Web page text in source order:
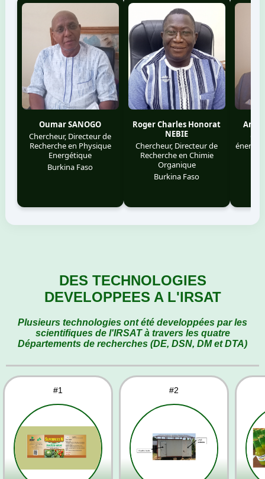
Oumar SANOGO
Chercheur, Directeur de
Recherche en Physique
Energétique
Burkina Faso
Roger Charles Honorat
NEBIE
Chercheur, Directeur de
Recherche en Chimie
Organique
Burkina Faso
DES TECHNOLOGIES
DEVELOPPEES A L'IRSAT
Plusieurs technologies ont été developpées par les
scientifiques de l'IRSAT à travers les quatre
Départements de recherches (DE, DSN, DM et DTA)
#1 #2